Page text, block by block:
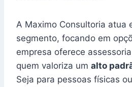
A Maximo Consultoria atua
segmento, focando em
empresa oferece
quem valoriza um alto
Seja para pessoas físicas